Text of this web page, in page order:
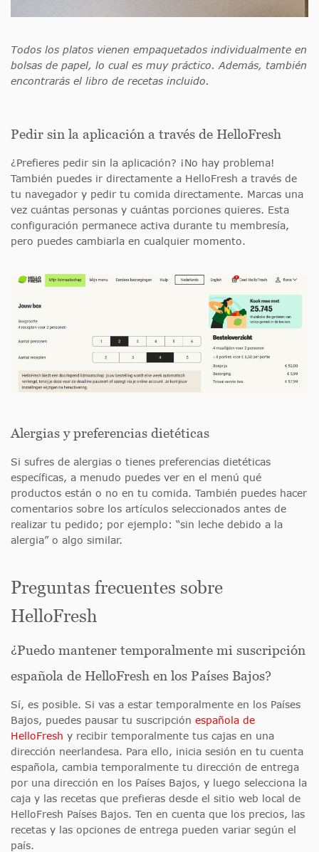
Todos los platos vienen empaquetados individualmente en
bolsas de papel, lo cual es muy práctico. Además, también
encontrarás el libro de recetas incluido.
Pedir sin la aplicación a través de HelloFresh
¿Prefieres pedir sin la aplicación? ¡No hay problema!
También puedes ir directamente a HelloFresh a través de
tu navegador y pedir tu comida directamente. Marcas una
vez cuántas personas y cuántas porciones quieres. Esta
configuración permanece activa durante tu membresía,
pero puedes cambiarla en cualquier momento.
Alergias y preferencias dietéticas
Si sufres de alergias o tienes preferencias dietéticas
específicas, a menudo puedes ver en el menú qué
productos están o no en tu comida. También puedes hacer
comentarios sobre los artículos seleccionados antes de
realizar tu pedido; por ejemplo: “sin leche debido a la
alergia” o algo similar.
Preguntas frecuentes sobre
HelloFresh
¿Puedo mantener temporalmente mi suscripción
española de HelloFresh en los Países Bajos?
Sí, es posible. Si vas a estar temporalmente en los Países
Bajos, puedes pausar tu suscripción española de
HelloFresh y recibir temporalmente tus cajas en una
dirección neerlandesa. Para ello, inicia sesión en tu cuenta
española, cambia temporalmente tu dirección de entrega
por una dirección en los Países Bajos, y luego selecciona la
caja y las recetas que prefieras desde el sitio web local de
HelloFresh Países Bajos. Ten en cuenta que los precios, las
recetas y las opciones de entrega pueden variar según el
país.